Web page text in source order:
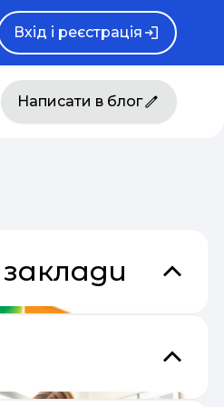
Вхід і реєстрація
Написати в блог